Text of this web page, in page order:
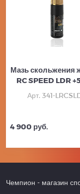
Мазь скольжения
RC SPEED LDR
Арт. 341-
4 900 руб.
Чемпион - магазин